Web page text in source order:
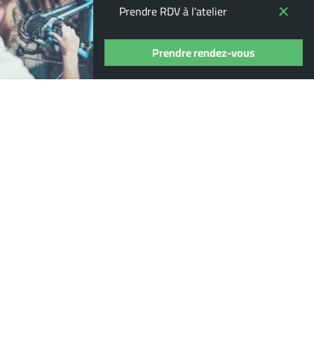
Prendre RDV à l'atelier
Prendre rendez-vous
Nos Produits +
Nos marques +